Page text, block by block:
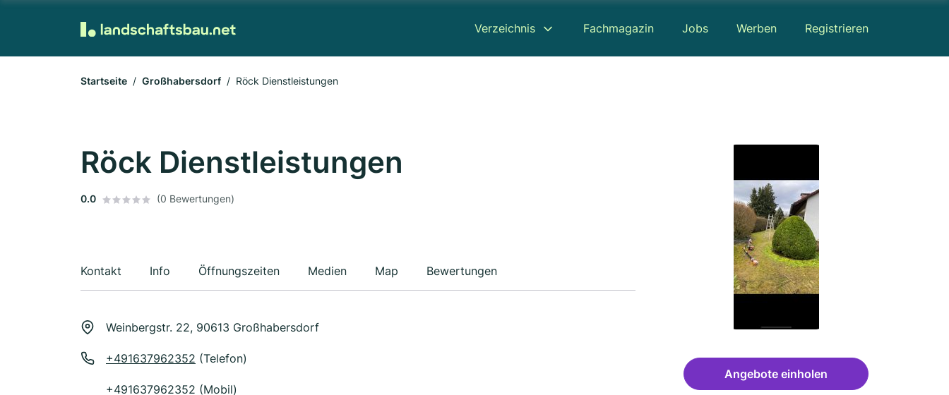
Verzeichnis Fachmagazin Jobs Werben Registrieren
Startseite Großhabersdorf Röck Dienstleistungen
Röck Dienstleistungen
0.0 (0 Bewertungen)
Kontakt Info Öffnungszeiten Medien Map Bewertungen
Weinbergstr. 22, 90613 Großhabersdorf
+491637962352 (Telefon)
+491637962352 (Mobil)
Angebote einholen